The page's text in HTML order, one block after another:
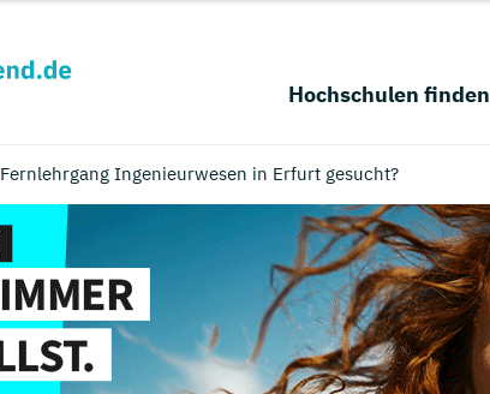
Hochschulen finden
Fernlehrgang Ingenieurwesen in Erfurt gesucht?